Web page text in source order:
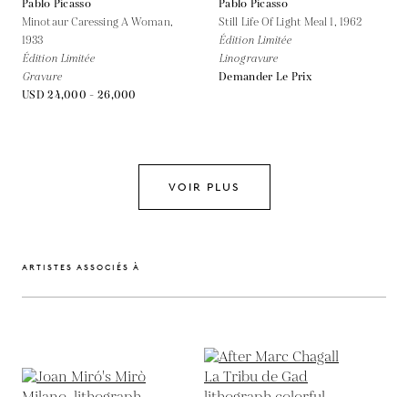
Pablo Picasso
Minotaur Caressing A Woman,
1933
Édition Limitée
Gravure
USD 24,000 - 26,000
Pablo Picasso
Still Life Of Light Meal 1, 1962
Édition Limitée
Linogravure
Demander Le Prix
VOIR PLUS
ARTISTES ASSOCIÉS À